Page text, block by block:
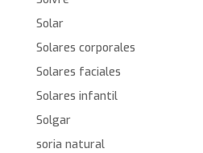
Solar
Solares corporales
Solares faciales
Solares infantil
Solgar
soria natural